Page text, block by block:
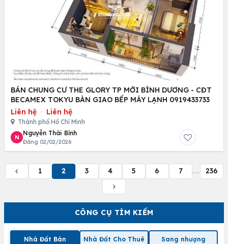
CÔNG CỤ TÌM KIẾM
Nhà Đất Bán Nhà Đất Cho Thuê Sang nhượng
BÁN CHUNG CƯ THE GLORY TP MỚI BÌNH DƯƠNG - CĐT
BECAMEX TOKYU BÀN GIAO BẾP MÁY LẠNH 0919433733
Liên hệ · Liên hệ
Thành phố Hồ Chí Minh
N
Nguyễn Thái Bình
Đăng 02/02/2026
1 2 3 4 5 6 7 ... 236